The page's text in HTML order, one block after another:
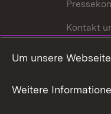
Kontakt
Um unsere
Weitere